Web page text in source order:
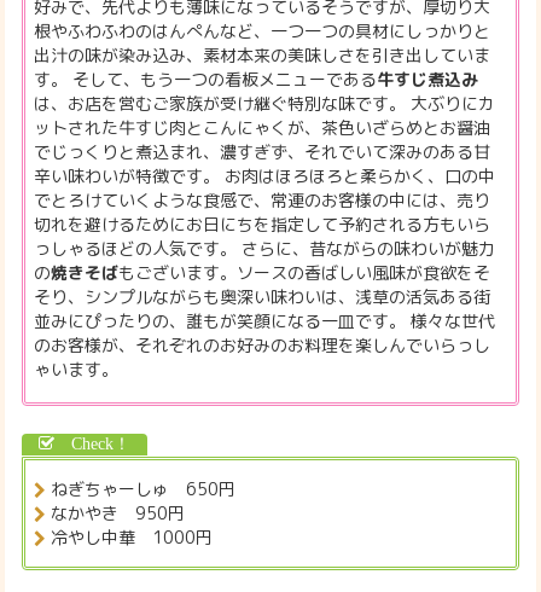
好みで、先代よりも薄味になっているそうですが、厚切り大
根やふわふわのはんぺんなど、一つ一つの具材にしっかりと
出汁の味が染み込み、素材本来の美味しさを引き出していま
す。 そして、もう一つの看板メニューである牛すじ煮込み
は、お店を営むご家族が受け継ぐ特別な味です。 大ぶりにカ
ットされた牛すじ肉とこんにゃくが、茶色いざらめとお醤油
でじっくりと煮込まれ、濃すぎず、それでいて深みのある甘
辛い味わいが特徴です。 お肉はほろほろと柔らかく、口の中
でとろけていくような食感で、常連のお客様の中には、売り
切れを避けるためにお日にちを指定して予約される方もいら
っしゃるほどの人気です。 さらに、昔ながらの味わいが魅力
の焼きそばもございます。ソースの香ばしい風味が食欲をそ
そり、シンプルながらも奥深い味わいは、浅草の活気ある街
並みにぴったりの、誰もが笑顔になる一皿です。 様々な世代
のお客様が、それぞれのお好みのお料理を楽しんでいらっし
ゃいます。
ねぎちゃーしゅ 650円
なかやき 950円
冷やし中華 1000円